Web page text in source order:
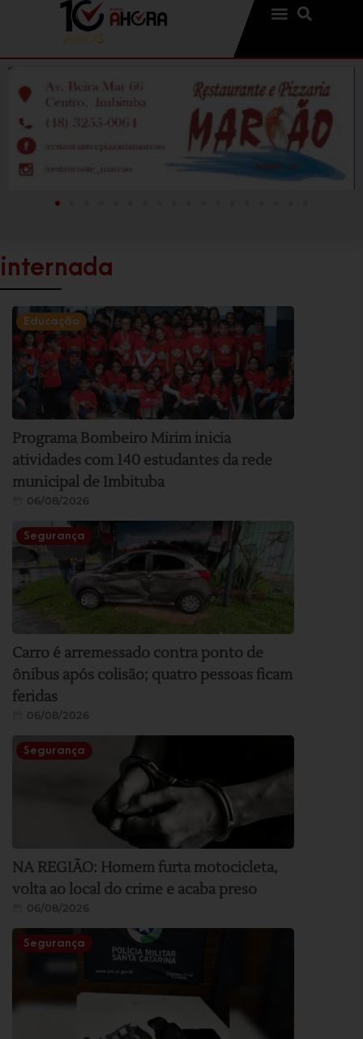
internada
Educação
Programa Bombeiro Mirim inicia
atividades com 140 estudantes da rede
municipal de Imbituba
06/08/2026
Segurança
Carro é arremessado contra ponto de
ônibus após colisão; quatro pessoas ficam
feridas
06/08/2026
Segurança
NA REGIÃO: Homem furta motocicleta,
volta ao local do crime e acaba preso
06/08/2026
Segurança